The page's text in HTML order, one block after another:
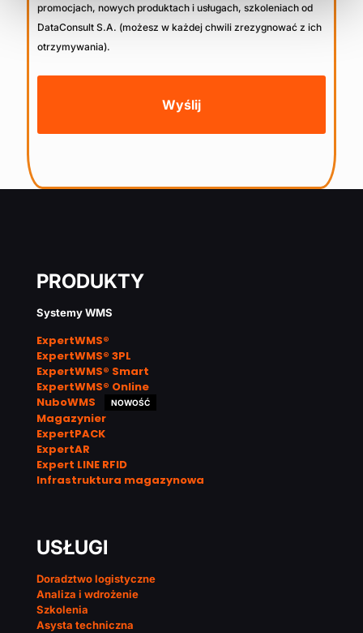
promocjach, nowych produktach i usługach, szkoleniach od
DataConsult S.A. (możesz w każdej chwili zrezygnować z ich
otrzymywania).
PRODUKTY
Systemy WMS
ExpertWMS®
ExpertWMS® 3PL
ExpertWMS® Smart
ExpertWMS® Online
NuboWMS
NOWOŚĆ
Magazynier
ExpertPACK
ExpertAR
Expert LINE RFID
Infrastruktura magazynowa
USŁUGI
Doradztwo logistyczne
Analiza i wdrożenie
Szkolenia
Asysta techniczna